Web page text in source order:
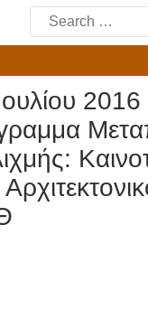
Search
for: